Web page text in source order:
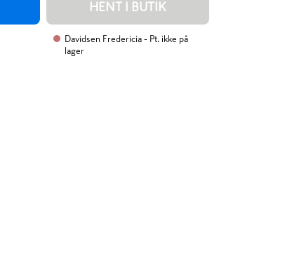
HENT I BUTIK
Davidsen Fredericia - Pt. ikke på
lager